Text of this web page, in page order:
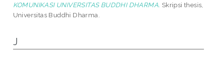
KOMUNIKASI UNIVERSITAS BUDDHI DHARMA. Skripsi thesis,
Universitas Buddhi Dharma.
J